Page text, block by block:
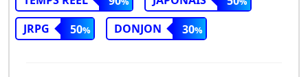
JRPG
50 DONJON 30